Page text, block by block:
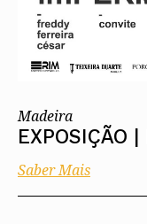
Madeira
EXPOSIÇÃO
Saber Mais